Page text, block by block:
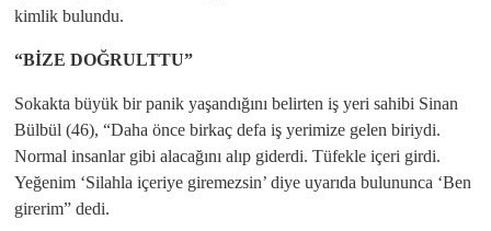
kimlik bulundu.
“BİZE DOĞRULTTU”
Sokakta büyük bir panik yaşandığını belirten iş yeri sahibi Sinan
Bülbül (46), “Daha önce birkaç defa iş yerimize gelen biriydi.
Normal insanlar gibi alacağını alıp giderdi. Tüfekle içeri girdi.
Yeğenim ‘Silahla içeriye giremezsin’ diye uyarıda bulununca ‘Ben
girerim” dedi.